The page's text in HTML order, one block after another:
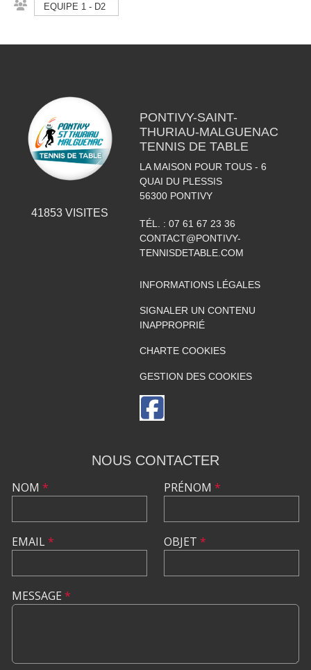
EQUIPE 1 - D2
41853VISITES
PONTIVY-SAINT-
THURIAU-MALGUENAC
TENNIS DE TABLE
LA MAISON POUR TOUS - 6
QUAI DU PLESSIS
56300 PONTIVY
TÉL. : 07 61 67 23 36
CONTACT@PONTIVY-
TENNISDETABLE.COM
INFORMATIONS LÉGALES
SIGNALER UN CONTENU
INAPPROPRIÉ
CHARTE COOKIES
GESTION DES COOKIES
NOUS CONTACTER
NOM *
EMAIL*
PRÉNOM *
OBJET *
MESSAGE *